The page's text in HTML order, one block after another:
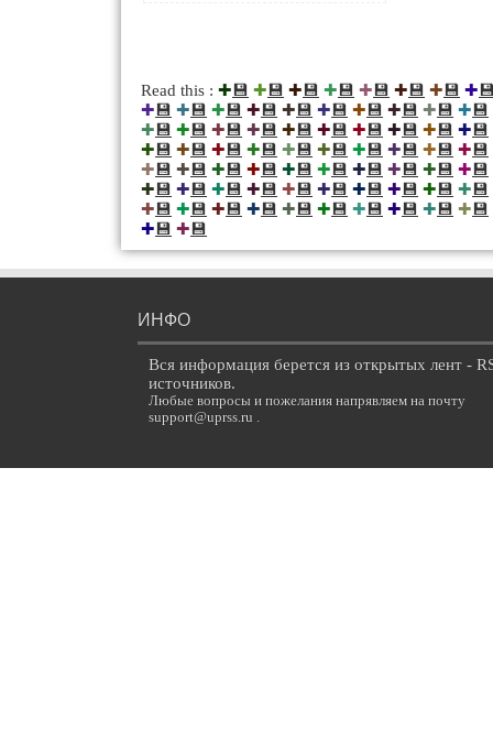
Read this : ✚💾 ✚💾 ✚💾 ✚💾 ✚💾 ✚💾 ✚💾 ✚
✚💾 ✚💾 ✚💾 ✚💾 ✚💾 ✚💾 ✚💾 ✚💾 ✚💾 ✚💾
✚💾 ✚💾 ✚💾 ✚💾 ✚💾 ✚💾 ✚💾 ✚💾 ✚💾 ✚💾
✚💾 ✚💾 ✚💾 ✚💾 ✚💾 ✚💾 ✚💾 ✚💾 ✚💾 ✚💾
✚💾 ✚💾 ✚💾 ✚💾 ✚💾 ✚💾 ✚💾 ✚💾 ✚💾 ✚💾
✚💾 ✚💾 ✚💾 ✚💾 ✚💾 ✚💾 ✚💾 ✚💾 ✚💾 ✚💾
✚💾 ✚💾 ✚💾 ✚💾 ✚💾 ✚💾 ✚💾 ✚💾 ✚💾 ✚💾
✚💾 ✚💾
ИНФО
Вся информация берется из открытых лент -
источников.
Любые вопросы и пожелания напрявляем на почту
support@uprss.ru .